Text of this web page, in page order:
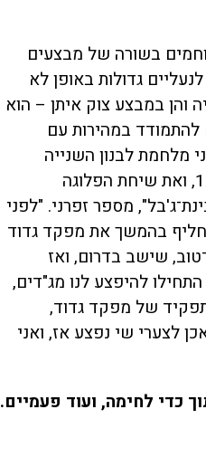
בשורה של מבצעים
גדולות באופן לא
והן במבצע צוק איתן – הוא
להתמודד במהירות עם
מלחמת לבנון השנייה
מוניתי למ"פ מסייעת בגדוד 12, ואת שיחת הפלוגה
מספר זפרני. "לפני
בהמשך את מפקד גדוד
שישב בדרום, ואז
להיפצע לנו מג"דים,
של מפקד גדוד,
לצערי שי נפצע אז, ואני
כדי לחימה, ועוד פעמיים.